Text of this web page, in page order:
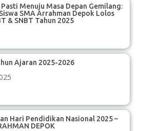
Menuju Masa Depan Gemilang:
SMA Arrahman Depok Lolos
& SNBT Tahun 2025
Ajaran 2025-2026
Hari Pendidikan Nasional 2025 –
DEPOK